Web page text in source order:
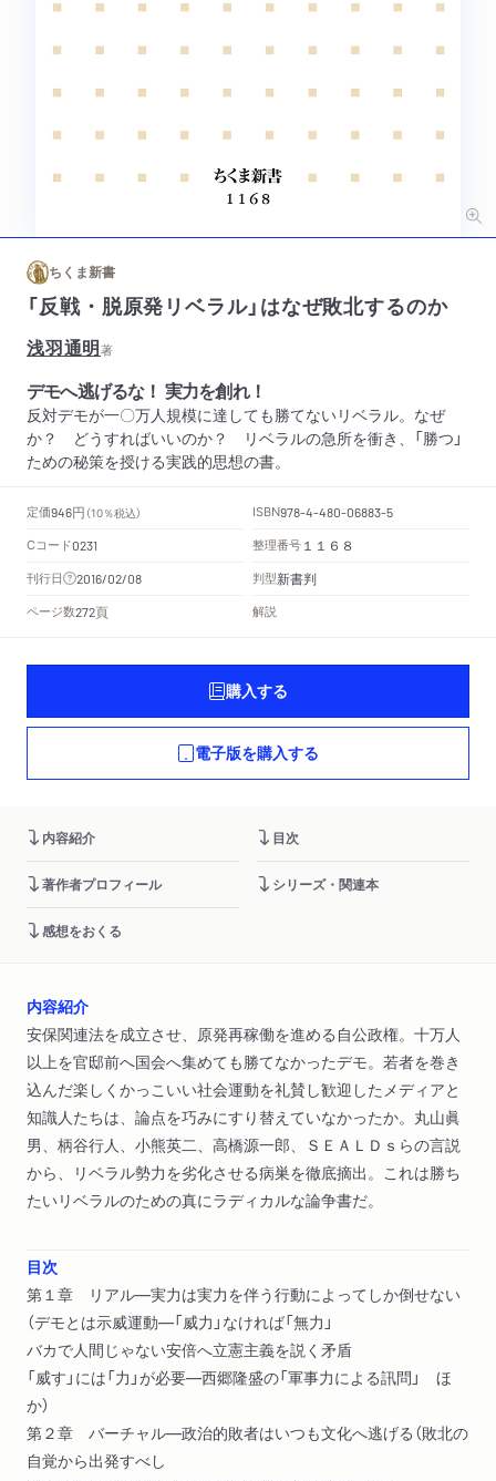
ちくま新書
「反戦・脱原発リベラル」はなぜ敗北するのか
浅羽通明著
デモへ逃げるな！ 実力を創れ！
反対デモが一〇万人規模に達しても勝てないリベラル。なぜ
か？ どうすればいいのか？ リベラルの急所を衝き、「勝つ」
ための秘策を授ける実践的思想の書。
定価946円 （10％税込） ISBN978-4-480-06883-5
Cコード0231 整理番号 １１６８
刊行日 2016/02/08 判型新書判
ページ数272頁 解説
購入する
電子版を購入する
内容紹介 目次
著作者プロフィール シリーズ・関連本
感想をおくる
内容紹介
安保関連法を成立させ、原発再稼働を進める自公政権。十万人
以上を官邸前へ国会へ集めても勝てなかったデモ。若者を巻き
込んだ楽しくかっこいい社会運動を礼賛し歓迎したメディアと
知識人たちは、論点を巧みにすり替えていなかったか。丸山眞
男、柄谷行人、小熊英二、高橋源一郎、ＳＥＡＬＤｓらの言説
から、リベラル勢力を劣化させる病巣を徹底摘出。これは勝ち
たいリベラルのための真にラディカルな論争書だ。
目次
第１章 リアル―実力は実力を伴う行動によってしか倒せない
（デモとは示威運動―「威力」なければ「無力」
バカで人間じゃない安倍へ立憲主義を説く矛盾
「威す」には「力」が必要―西郷隆盛の「軍事力による訊問」 ほ
か）
第２章 バーチャル―政治的敗者はいつも文化へ逃げる（敗北の
自覚から出発すべし